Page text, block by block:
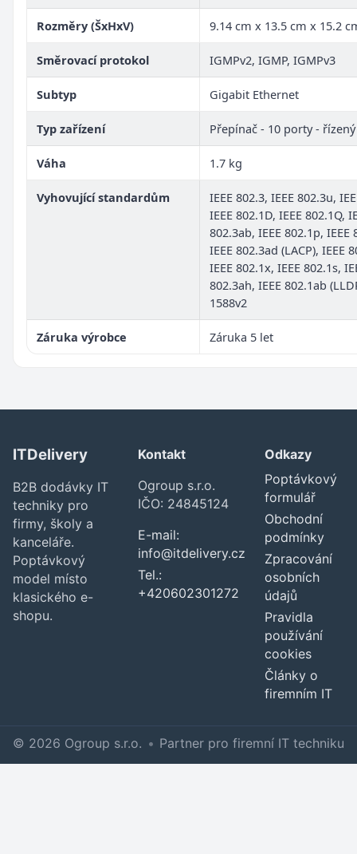
Rozměry (ŠxHxV) 9.14 cm x 13.5 cm x 15.2
Směrovací protokol IGMPv2, IGMP, IGMPv3
Subtyp Gigabit Ethernet
Typ zařízení Přepínač - 10 porty - řízený
Váha 1.7 kg
Vyhovující standardům
IEEE 802.3, IEEE 802.3u,
IEEE 802.1D, IEEE 802.1Q,
802.3ab, IEEE 802.1p, IEEE
IEEE 802.3ad (LACP), IEEE
IEEE 802.1x, IEEE 802.1s,
802.3ah, IEEE 802.1ab
1588v2
Záruka výrobce Záruka 5 let
ITDelivery
B2B dodávky IT
techniky pro
firmy, školy a
kanceláře.
Poptávkový
model místo
klasického e-
shopu.
Kontakt
Ogroup s.r.o.
IČO: 24845124
E-mail:
info@itdelivery.cz
Tel.:
+420602301272
Odkazy
Poptávkový
formulář
Obchodní
podmínky
Zpracování
osobních
údajů
Pravidla
používání
cookies
Články o
firemním IT
© 2026 Ogroup s.r.o. • Partner pro firemní IT techniku